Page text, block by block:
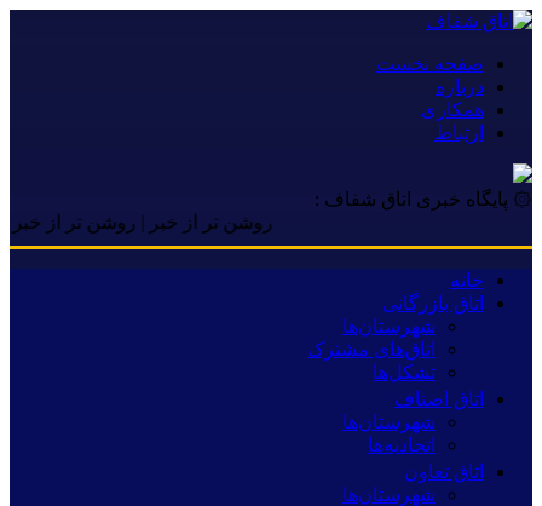
صفحه نخست
درباره
همکاری
ارتباط
۞ پایگاه خبری اتاق شفاف :
روشن تر از خبر | روشن تر از خبر |
خانه
اتاق بازرگانی
شهرستان‌ها
اتاق‌های مشترک
تشکل‌ها
اتاق اصناف
شهرستان‌ها
اتحادیه‌ها
اتاق تعاون
شهرستان‌ها